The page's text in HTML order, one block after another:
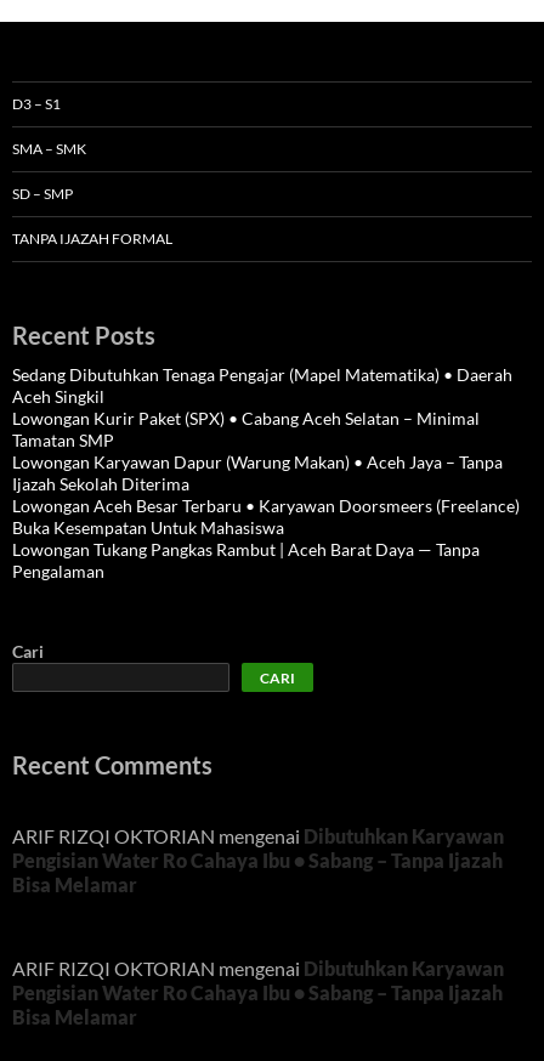
D3 – S1
SMA – SMK
SD – SMP
TANPA IJAZAH FORMAL
Recent Posts
Sedang Dibutuhkan Tenaga Pengajar (Mapel Matematika) • Daerah
Aceh Singkil
Lowongan Kurir Paket (SPX) • Cabang Aceh Selatan – Minimal
Tamatan SMP
Lowongan Karyawan Dapur (Warung Makan) • Aceh Jaya – Tanpa
Ijazah Sekolah Diterima
Lowongan Aceh Besar Terbaru • Karyawan Doorsmeers (Freelance)
Buka Kesempatan Untuk Mahasiswa
Lowongan Tukang Pangkas Rambut | Aceh Barat Daya — Tanpa
Pengalaman
Cari
CARI
Recent Comments
ARIF RIZQI OKTORIAN mengenai Dibutuhkan Karyawan
Pengisian Water Ro Cahaya Ibu • Sabang – Tanpa Ijazah
Bisa Melamar
ARIF RIZQI OKTORIAN mengenai Dibutuhkan Karyawan
Pengisian Water Ro Cahaya Ibu • Sabang – Tanpa Ijazah
Bisa Melamar